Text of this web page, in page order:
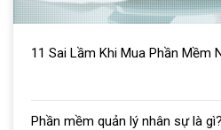
11 Sai Lầm Khi Mua Phần Mềm
Phần mềm quản lý nhân sự là